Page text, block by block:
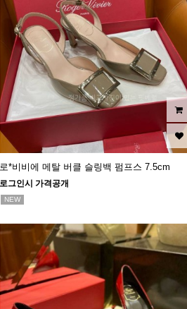
로*비비에 메탈 버클 슬링백 펌프스 7.5cm
로그인시 가격공개
NEW